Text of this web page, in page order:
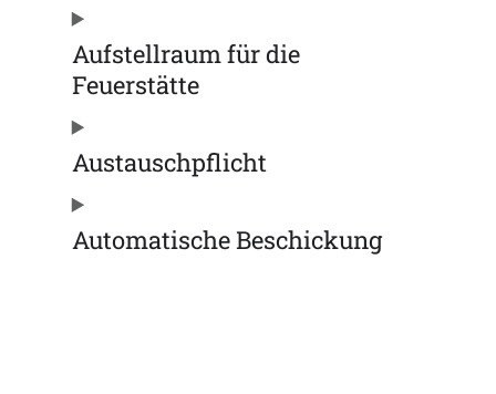
Aufstellraum für die
Feuerstätte
Austauschpflicht
Automatische Beschickung